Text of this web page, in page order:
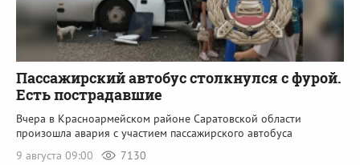
Пассажирский автобус столкнулся с фурой.
Есть пострадавшие
Вчера в Красноармейском районе Саратовской области
произошла авария с участием пассажирского автобуса
9 августа 09:00
7130